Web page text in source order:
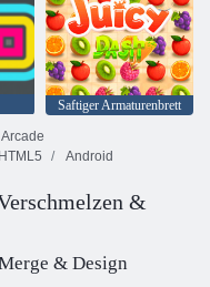
Saftiger Armaturenbrett
Arcade
HTML5 Android
&
& Design